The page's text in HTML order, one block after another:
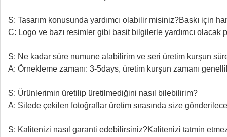
S: Tasarım konusunda yardımcı olabilir misiniz?Baskı için
C: Logo ve bazı resimler gibi basit bilgilerle yardımcı olacak
S: Ne kadar süre numune alabilirim ve seri üretim kurşun
A: Örnekleme zamanı: 3-5days, üretim kurşun zamanı
S: Ürünlerimin üretilip üretilmediğini nasıl bilebilirim?
A: Sitede çekilen fotoğraflar üretim sırasında size
S: Kalitenizi nasıl garanti edebilirsiniz?Kalitenizi tatmin